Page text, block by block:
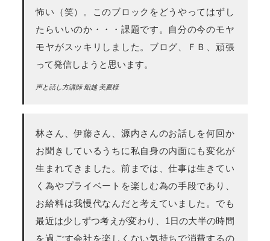
怖い（笑）。このブロックをどうやってはずし
たらいいのか・・・課題です。自分の今のモヤ
モヤがスッキリしました。ブログ、ＦＢ、頑張
って発信しようと思います。
声と話し方講師 船越 美夏様
林さん、伊藤さん、源内さんのお話しを何回か
お聞きしているうちに私自身の内面にも変化が
生まれてきました。前までは、仕事は生きてい
く為やプライベートを楽しむ為の手段であり、
お給料は我慢代なんだと考えていました。でも
最近は少しずつ考えが変わり、1日の大半の時間
を過ごす会社を楽しくない気持ちで消費するの